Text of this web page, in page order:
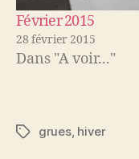
Février 2015
28 février 2015
Dans "A voir..."
Étiquettes
grues, hiver